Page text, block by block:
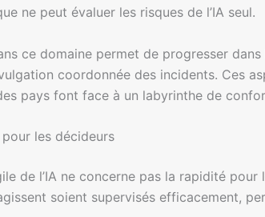
ne peut évaluer les risques de l’IA seul.
ce domaine permet de progresser
coordonnée des incidents. Ces
pays font face à un labyrinthe de
les décideurs
de l’IA ne concerne pas la rapidité
soient supervisés efficacement,